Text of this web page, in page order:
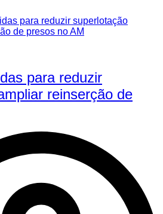
para reduzir
reinserção de